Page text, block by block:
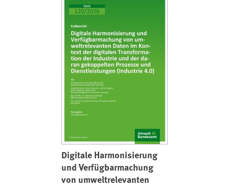
Digitale Harmonisierung
und Verfügbarmachung
von umweltrelevanten